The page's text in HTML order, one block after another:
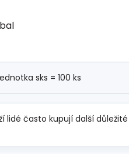
bal
sks = 100 ks
lidé často kupují další